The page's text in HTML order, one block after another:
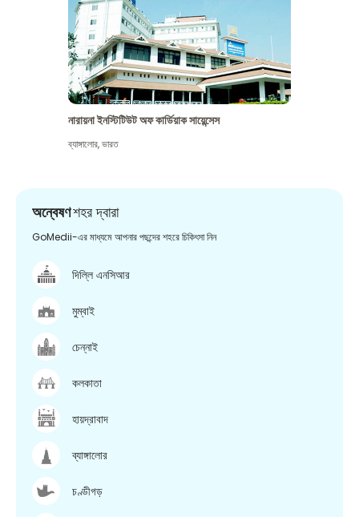
নারায়না ইনস্টিটিউট অফ কার্ডিয়াক সায়েন্সেস
ব্যাঙ্গালোর,ভারত
অন্বেষণশহর দ্বারা
GoMedii-এর মাধ্যমে আপনার পছন্দের শহরে চিকিৎসা নিন
দিল্লি এনসিআর
মুম্বাই
চেন্নাই
কলকাতা
হায়দ্রাবাদ
ব্যাঙ্গালোর
চণ্ডীগড়